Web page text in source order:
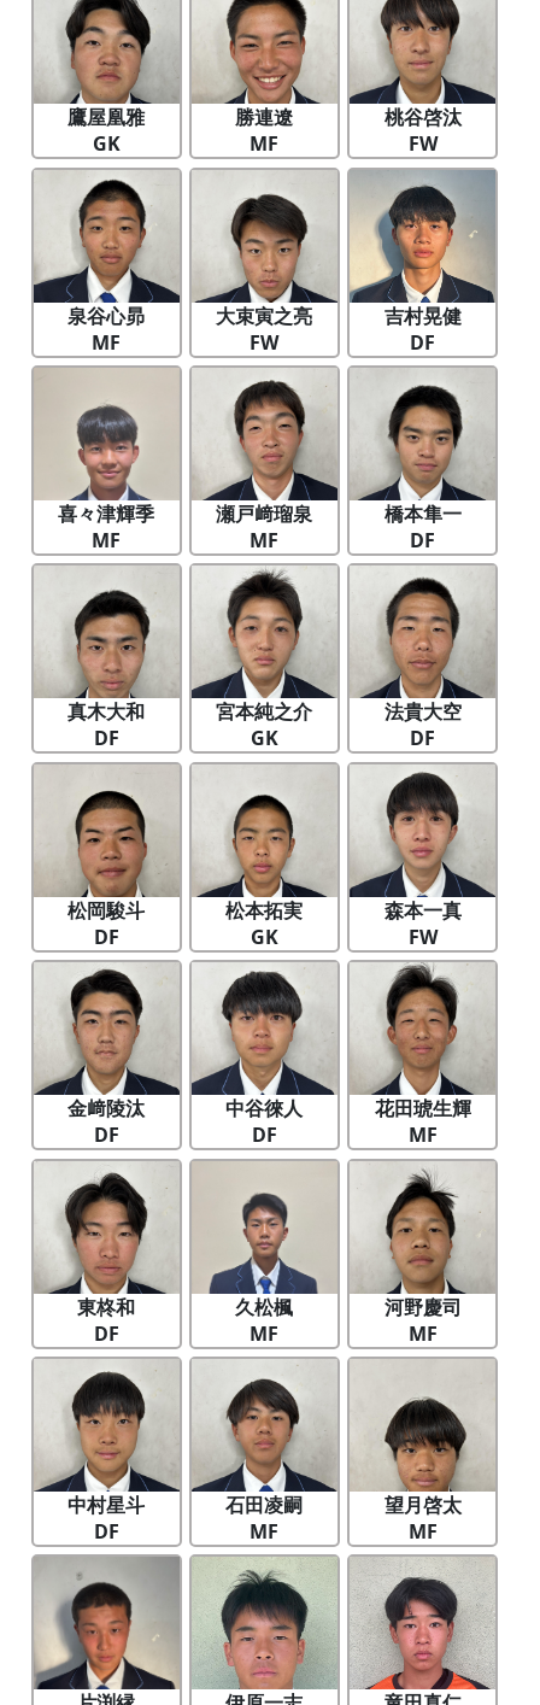
鷹屋凰雅
GK
勝連遼
MF
桃谷啓汰
FW
泉谷心昴
MF
大束寅之亮
FW
吉村晃健
DF
喜々津輝季
MF
瀬戸﨑瑠泉
MF
橋本隼一
DF
真木大和
DF
宮本純之介
GK
法貴大空
DF
松岡駿斗
DF
松本拓実
GK
森本一真
FW
金﨑陵汰
DF
中谷徠人
DF
花田琥生輝
MF
東柊和
DF
久松楓
MF
河野慶司
MF
中村星斗
DF
石田凌嗣
MF
望月啓太
MF